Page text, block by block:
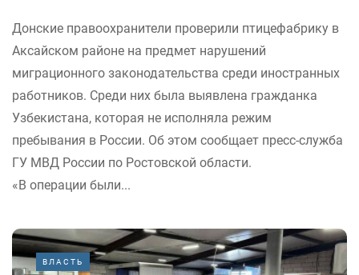
Донские правоохранители проверили птицефабрику в
Аксайском районе на предмет нарушений
миграционного законодательства среди иностранных
работников. Среди них была выявлена гражданка
Узбекистана, которая не исполняла режим
пребывания в России. Об этом сообщает пресс-служба
ГУ МВД России по Ростовской области.
«В операции были...
ВЛАСТЬ